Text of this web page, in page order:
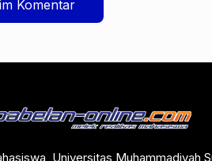
Universitas Muhammadiyah